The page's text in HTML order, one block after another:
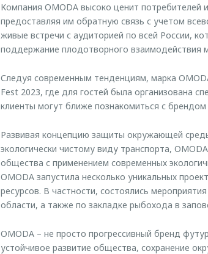
Компания OMODA высоко ценит потребителей
предоставляя им обратную связь с учетом
живые встречи с аудиторией по всей России,
поддержание плодотворного взаимодействия
Следуя современным тенденциям, марка
Fest 2023, где для гостей была организована
клиенты могут ближе познакомиться с
Развивая концепцию защиты окружающей
экологически чистому виду транспорта,
общества с применением современных
OMODA запустила несколько уникальных
ресурсов. В частности, состоялись
области, а также по закладке рыбохода в
ОMODA – не просто прогрессивный бренд
устойчивое развитие общества, сохранение